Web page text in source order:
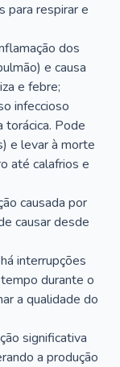
para respirar e
dos
e causa
e febre;
infeccioso
torácica. Pode
e levar à morte
até calafrios e
causada por
causar desde
interrupções
durante o
a qualidade do
significativa
a produção